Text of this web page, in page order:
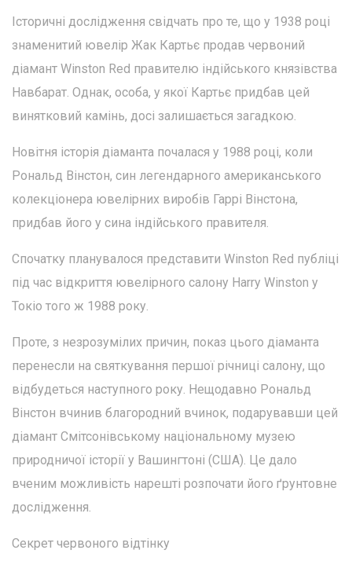
Історичні дослідження свідчать про те, що у 1938 році
знаменитий ювелір Жак Картьє продав червоний
діамант Winston Red правителю індійського князівства
Навбарат. Однак, особа, у якої Картьє придбав цей
винятковий камінь, досі залишається загадкою.
Новітня історія діаманта почалася у 1988 році, коли
Рональд Вінстон, син легендарного американського
колекціонера ювелірних виробів Гаррі Вінстона,
придбав його у сина індійського правителя.
Спочатку планувалося представити Winston Red публіці
під час відкриття ювелірного салону Harry Winston у
Токіо того ж 1988 року.
Проте, з незрозумілих причин, показ цього діаманта
перенесли на святкування першої річниці салону, що
відбудеться наступного року. Нещодавно Рональд
Вінстон вчинив благородний вчинок, подарувавши цей
діамант Смітсонівському національному музею
природничої історії у Вашингтоні (США). Це дало
вченим можливість нарешті розпочати його ґрунтовне
дослідження.
Секрет червоного відтінку